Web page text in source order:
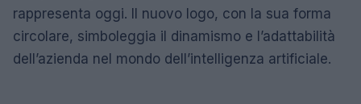
rappresenta oggi. Il nuovo logo, con la sua forma
circolare, simboleggia il dinamismo e l’adattabilità
dell’azienda nel mondo dell’intelligenza artificiale.